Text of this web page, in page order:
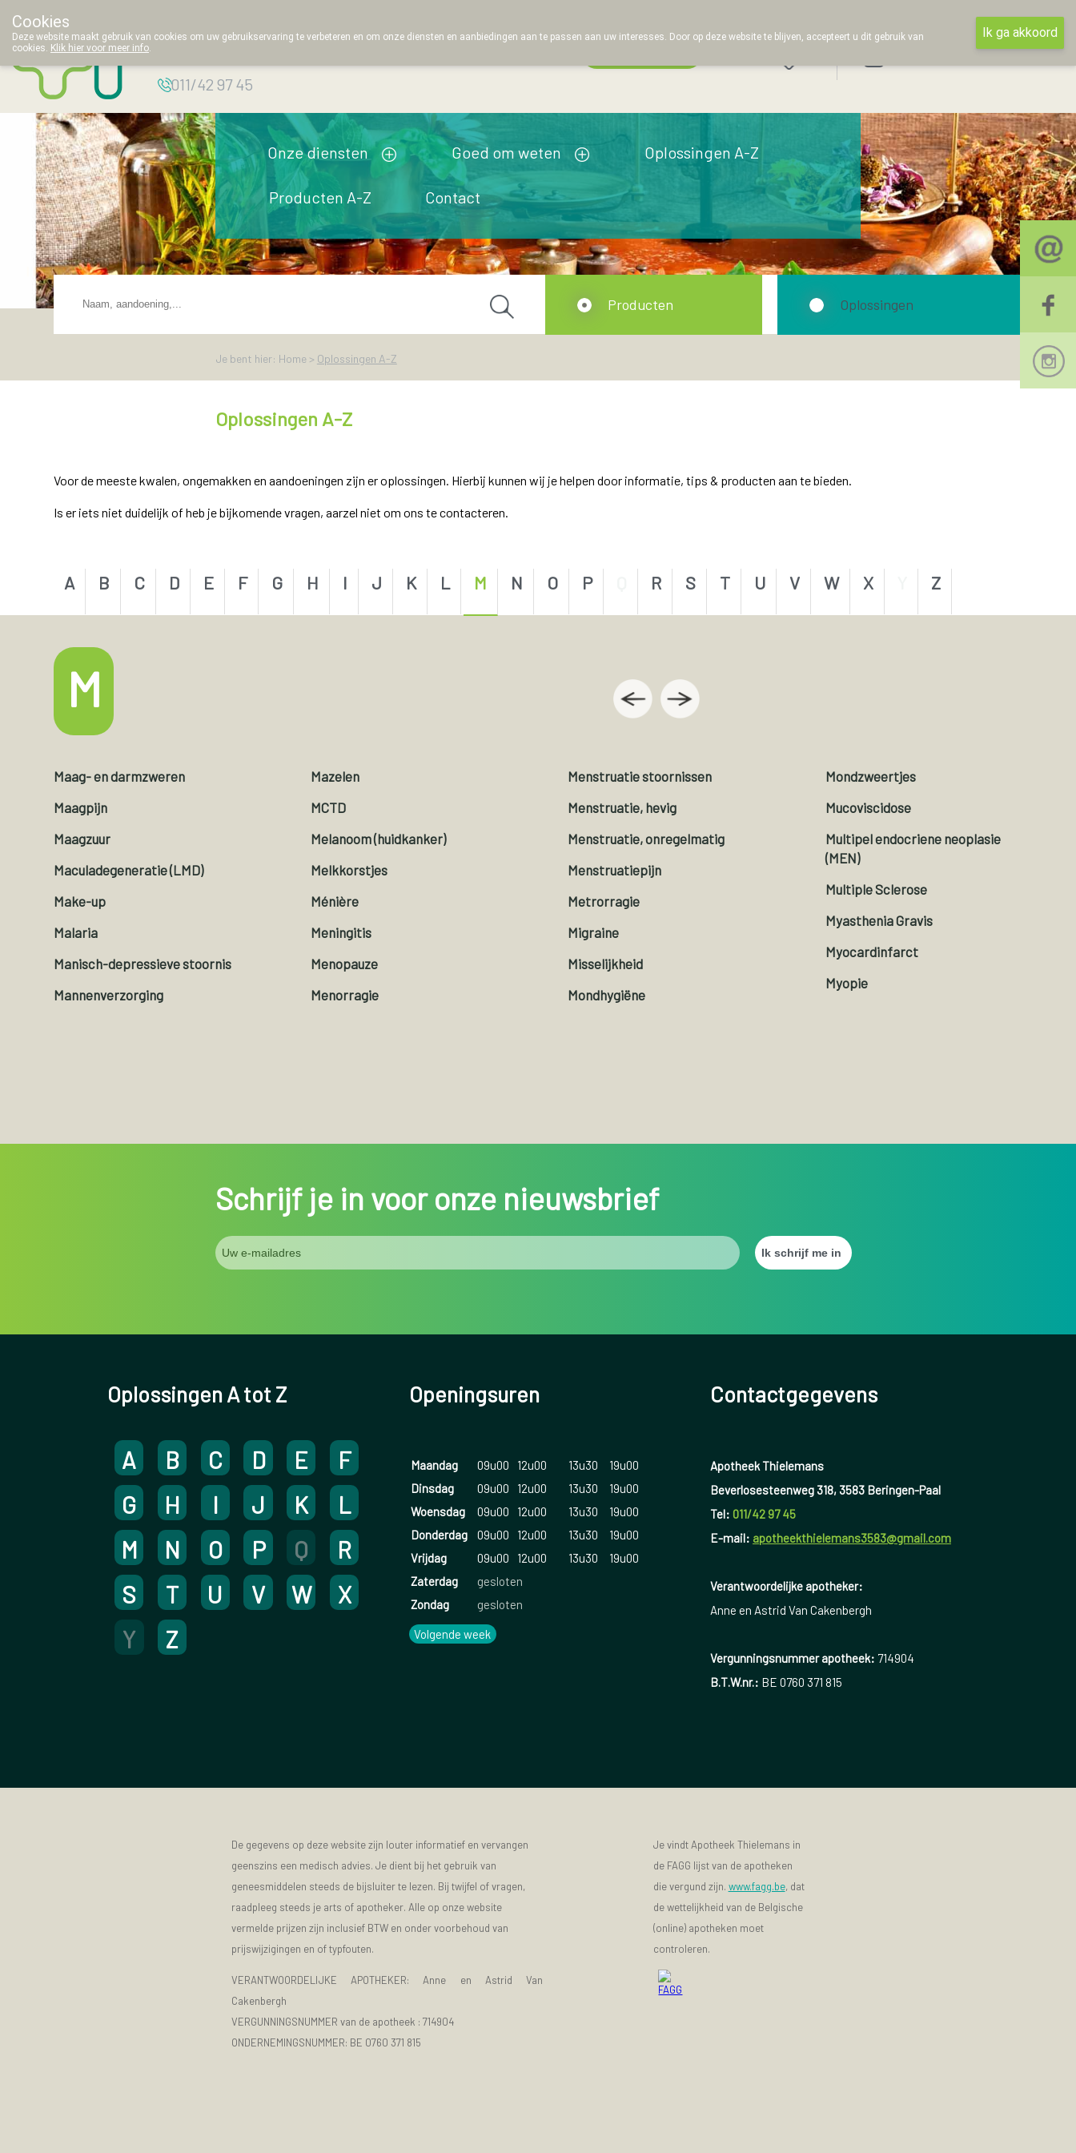
Apotheek
011/42 97 45
Onze diensten Goed om weten Oplossingen A-Z
Producten A-Z Contact
Je bent hier: Home > Oplossingen A-Z
Oplossingen A-Z
Producten Oplossingen
Voor de meeste kwalen, ongemakken en aandoeningen zijn er oplossingen. Hierbij kunnen wij je helpen door informatie, tips & producten aan te bieden.
Is er iets niet duidelijk of heb je bijkomende vragen, aarzel niet om ons te contacteren.
A B C D E F G H I J K L M N O P R S T U V W X Z
M
Maag- en darmzweren
Maagpijn
Maagzuur
Maculadegeneratie (LMD)
Make-up
Malaria
Manisch-depressieve stoornis
Mannenverzorging
Mazelen
MCTD
Melanoom (huidkanker)
Melkkorstjes
Ménière
Meningitis
Menopauze
Menorragie
Menstruatie stoornissen
Menstruatie, hevig
Menstruatie, onregelmatig
Menstruatiepijn
Metrorragie
Migraine
Misselijkheid
Mondhygiëne
Mondzweertjes
Mucoviscidose
Multipel endocriene neoplasie
(MEN)
Multiple Sclerose
Myasthenia Gravis
Myocardinfarct
Myopie
Schrijf je in voor onze nieuwsbrief
Oplossingen A tot Z
A B C D E
F
G
H I J K
L
M
N O P Q
R
S
T U V W
X
Y
Z
Openingsuren
Maandag 09u00 12u00 13u30
19u00
Dinsdag
09u00 12u00 13u30
19u00
Woensdag
09u00 12u00 13u30
19u00
Donderdag
09u00 12u00 13u30
19u00
Vrijdag
09u00 12u00 13u30
19u00
Zaterdag
gesloten
Zondag
gesloten
Volgende week
Contactgegevens
Apotheek Thielemans
Beverlosesteenweg 318, 3583 Beringen-Paal
Tel: 011/42 97 45
E-mail: apotheekthielemans3583@gmail.com
Verantwoordelijke apotheker:
Anne en Astrid Van Cakenbergh
Vergunningsnummer apotheek: 714904
B.T.W.nr.: BE 0760 371 815
De gegevens op deze website zijn louter informatief en vervangen
geenszins een medisch advies. Je dient bij het gebruik van
geneesmiddelen steeds de bijsluiter te lezen. Bij twijfel of vragen,
raadpleeg steeds je arts of apotheker. Alle op onze website
vermelde prijzen zijn inclusief BTW en onder voorbehoud van
prijswijzigingen en of typfouten.
VERANTWOORDELIJKE APOTHEKER: Anne en Astrid Van
Cakenbergh
VERGUNNINGSNUMMER van de apotheek : 714904
ONDERNEMINGSNUMMER: BE 0760 371 815
Je vindt Apotheek Thielemans in
de FAGG lijst van de apotheken
die vergund zijn. www.fagg.be, dat
de wettelijkheid van de Belgische
(online) apotheken moet
controleren.
Cookies
Deze website maakt gebruik van cookies om uw gebruikservaring te verbeteren en om onze diensten en aanbiedingen aan te passen aan uw interesses. Door op deze website te blijven, accepteert u dit gebruik van
cookies. Klik hier voor meer info.
Ik ga akkoord